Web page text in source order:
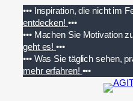
Inhalt
springen
••• Inspiration, die nicht im
entdecken! •••
••• Machen Sie Motivation
geht es!•••
••• Was Sie täglich sehen,
mehr erfahren! •••